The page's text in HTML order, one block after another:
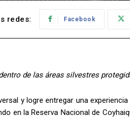
redes: Facebook
de las áreas silvestres
y logre entregar una
en la Reserva Nacional de